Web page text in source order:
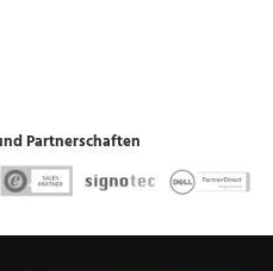
Partnerschaften